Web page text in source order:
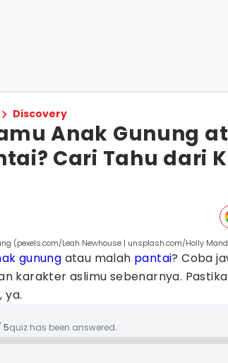
Discovery
Anak Gunung
Cari Tahu dari
(pexels.com/Leah Newhouse | unsplash.com/Holly
gunung atau malah pantai? Coba
karakter aslimu sebenarnya.
ya.
5quiz has been answered.